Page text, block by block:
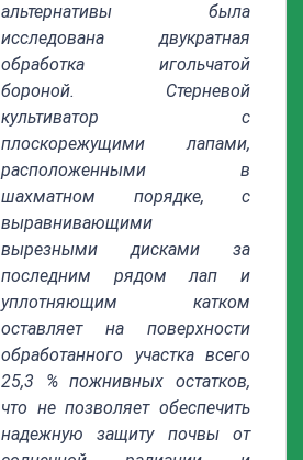
альтернативы была
исследована двукратная
обработка игольчатой
бороной. Cтерневой
культиватор с
плоскорежущими лапами,
расположенными в
шахматном порядке, с
выравнивающими
вырезными дисками за
последним рядом лап и
уплотняющим катком
оставляет на поверхности
обработанного участка всего
25,3 % пожнивных остатков,
что не позволяет обеспечить
надежную защиту почвы от